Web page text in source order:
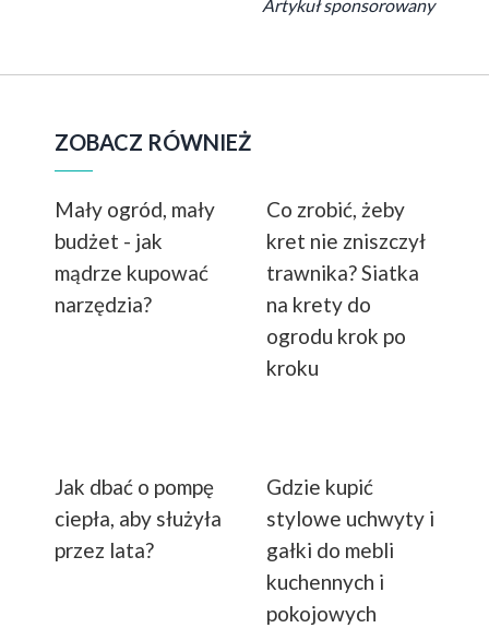
Artykuł sponsorowany
ZOBACZ RÓWNIEŻ
Mały ogród, mały
budżet - jak
mądrze kupować
narzędzia?
Co zrobić, żeby
kret nie zniszczył
trawnika? Siatka
na krety do
ogrodu krok po
kroku
Jak dbać o pompę
ciepła, aby służyła
przez lata?
Gdzie kupić
stylowe uchwyty i
gałki do mebli
kuchennych i
pokojowych